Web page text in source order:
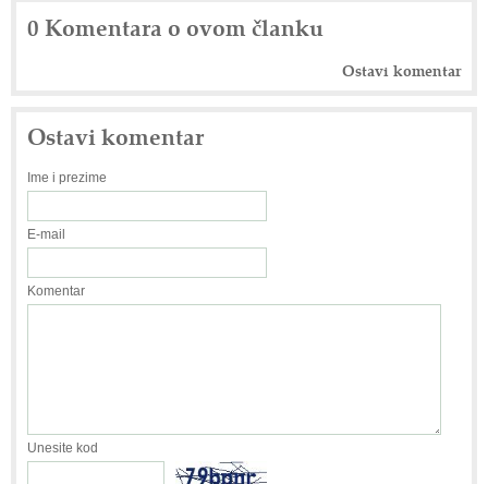
0 Komentara o ovom članku
Ostavi komentar
Ostavi komentar
Ime i prezime
E-mail
Komentar
Unesite kod